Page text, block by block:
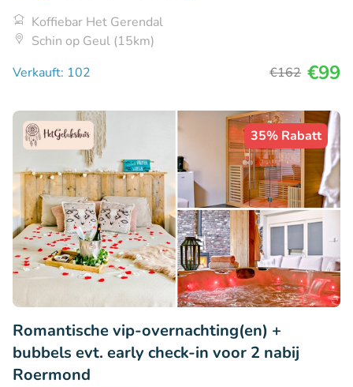
Koffiebar Het Gerendal
Schin op Geul (15km)
Verkauft: 102
€162 €99
35% Rabatt
Romantische vip-overnachting(en) +
bubbels evt. early check-in voor 2 nabij
Roermond